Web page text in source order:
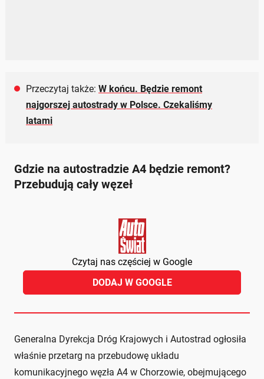
Przeczytaj także: W końcu. Będzie remont
najgorszej autostrady w Polsce. Czekaliśmy
latami
Gdzie na autostradzie A4 będzie remont?
Przebudują cały węzeł
Czytaj nas częściej w Google
DODAJ W GOOGLE
Generalna Dyrekcja Dróg Krajowych i Autostrad ogłosiła
właśnie przetarg na przebudowę układu
komunikacyjnego węzła A4 w Chorzowie, obejmującego